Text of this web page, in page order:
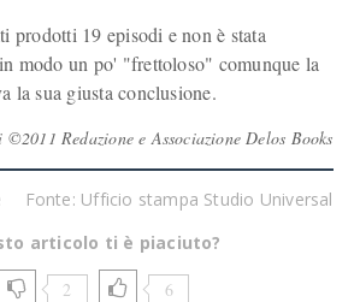
prodotti 19 episodi e non è stata
modo un po' "frettoloso" comunque la
la sua giusta conclusione.
Redazione e Associazione Delos Books
Fonte: Ufficio stampa Studio Universal
articolo ti è piaciuto?
2 6